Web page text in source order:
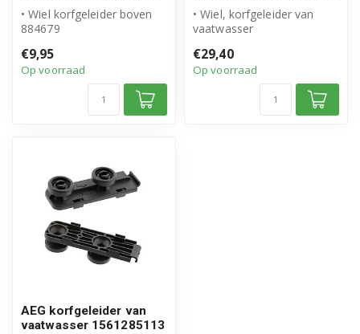
• Wiel korfgeleider boven
884679
€9,95
Op voorraad
• Wiel, korfgeleider van
vaatwasser
zakje a 4 stuks
• A...
€29,40
Op voorraad
AEG korfgeleider van
vaatwasser 1561285113